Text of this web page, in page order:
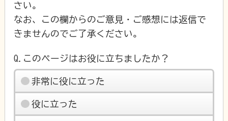
さい。
なお、この欄からのご意見・ご感想には返信で
きませんのでご了承ください。
Q.このページはお役に立ちましたか？
非常に役に立った
役に立った